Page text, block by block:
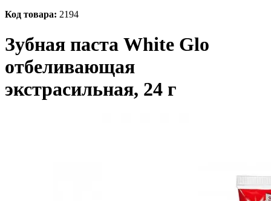
Код товара: 2194
Зубная паста White Glo
отбеливающая
экстрасильная, 24 г